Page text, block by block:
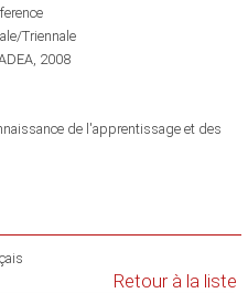
Triennale
2008
de l'apprentissage et des
Retour à la liste